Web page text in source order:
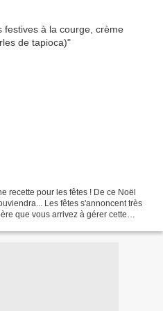
recette pour les fêtes ! De ce Noël
Les fêtes s'annoncent très
que vous arrivez à gérer cette